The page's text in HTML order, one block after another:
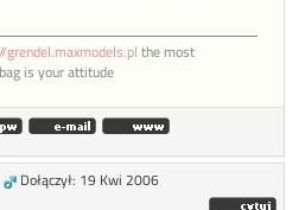
grendel.maxmodels.pl the most
is your attitude
Dołączył: 19 Kwi 2006